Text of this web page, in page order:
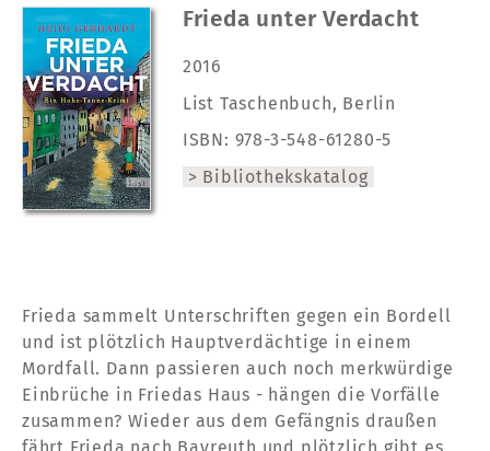
Frieda unter Verdacht
2016
List Taschenbuch, Berlin
ISBN: 978-3-548-61280-5
Bibliothekskatalog
Frieda sammelt Unterschriften gegen ein Bordell
und ist plötzlich Hauptverdächtige in einem
Mordfall. Dann passieren auch noch merkwürdige
Einbrüche in Friedas Haus - hängen die Vorfälle
zusammen? Wieder aus dem Gefängnis draußen